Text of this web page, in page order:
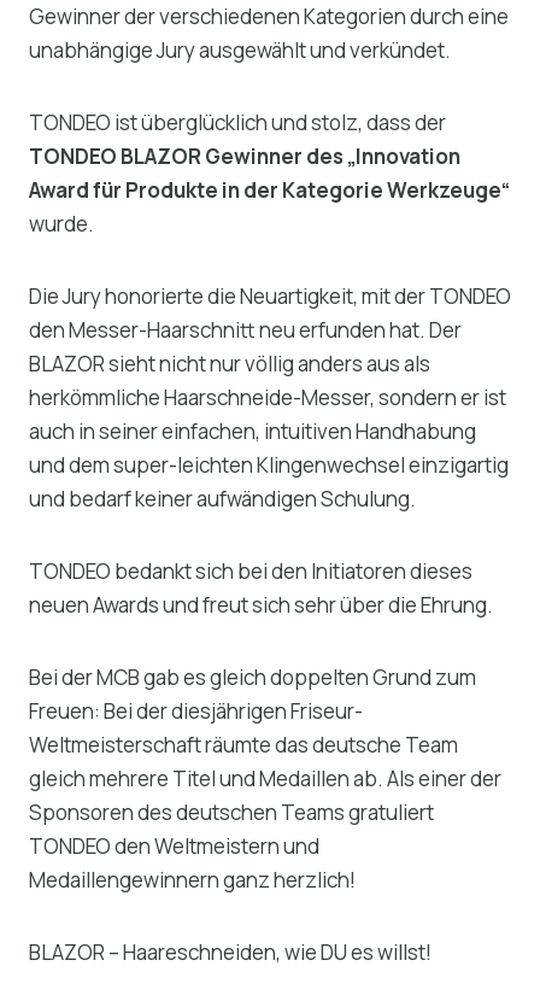
Gewinner der verschiedenen Kategorien durch eine
unabhängige Jury ausgewählt und verkündet.
TONDEO ist überglücklich und stolz, dass der
TONDEO BLAZOR Gewinner des „Innovation
Award für Produkte in der Kategorie Werkzeuge“
wurde.
Die Jury honorierte die Neuartigkeit, mit der TONDEO
den Messer-Haarschnitt neu erfunden hat. Der
BLAZOR sieht nicht nur völlig anders aus als
herkömmliche Haarschneide-Messer, sondern er ist
auch in seiner einfachen, intuitiven Handhabung
und dem super-leichten Klingenwechsel einzigartig
und bedarf keiner aufwändigen Schulung.
TONDEO bedankt sich bei den Initiatoren dieses
neuen Awards und freut sich sehr über die Ehrung.
Bei der MCB gab es gleich doppelten Grund zum
Freuen: Bei der diesjährigen Friseur-
Weltmeisterschaft räumte das deutsche Team
gleich mehrere Titel und Medaillen ab. Als einer der
Sponsoren des deutschen Teams gratuliert
TONDEO den Weltmeistern und
Medaillengewinnern ganz herzlich!
BLAZOR – Haareschneiden, wie DU es willst!